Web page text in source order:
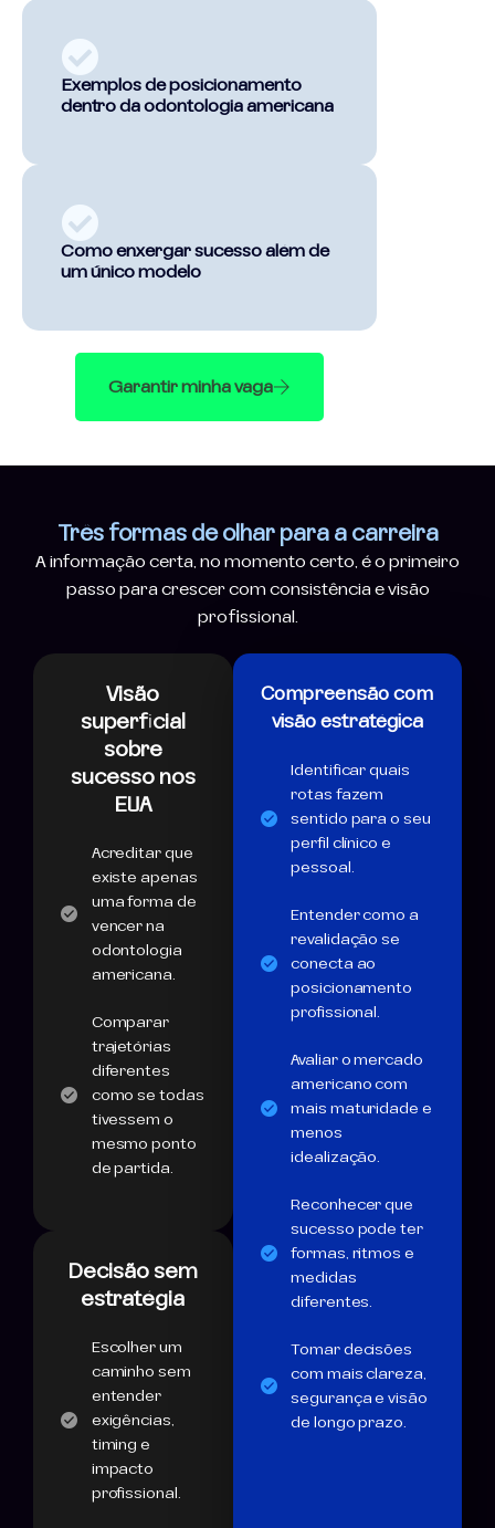
Exemplos de posicionamento
dentro da odontologia americana
Como enxergar sucesso além de
um único modelo
Garantir minha vaga
Três formas de olhar para a carreira
A informação certa, no momento certo, é o primeiro
passo para crescer com consistência e visão
profissional.
Visão
superficial
sobre
sucesso nos
EUA
Acreditar que
existe apenas
uma forma de
vencer na
odontologia
americana.
Comparar
trajetórias
diferentes
como se todas
tivessem o
mesmo ponto
de partida.
Decisão sem
estratégia
Escolher um
caminho sem
entender
exigências,
timing e
impacto
profissional.
Compreensão com
visão estratégica
Identificar quais
rotas fazem
sentido para o seu
perfil clínico e
pessoal.
Entender como a
revalidação se
conecta ao
posicionamento
profissional.
Avaliar o mercado
americano com
mais maturidade e
menos
idealização.
Reconhecer que
sucesso pode ter
formas, ritmos e
medidas
diferentes.
Tomar decisões
com mais clareza,
segurança e visão
de longo prazo.